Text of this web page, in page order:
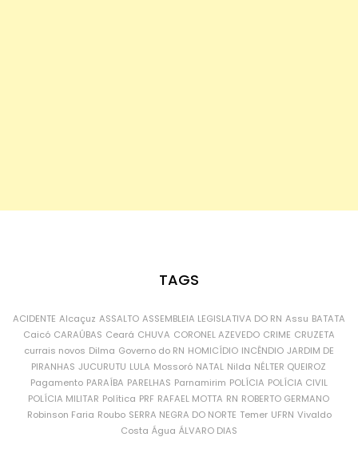
TAGS
ACIDENTE Alcaçuz ASSALTO ASSEMBLEIA LEGISLATIVA DO RN Assu BATATA
Caicó CARAÚBAS Ceará CHUVA CORONEL AZEVEDO CRIME CRUZETA
currais novos Dilma Governo do RN HOMICÍDIO INCÊNDIO JARDIM DE
PIRANHAS JUCURUTU LULA Mossoró NATAL Nilda NÉLTER QUEIROZ
Pagamento PARAÍBA PARELHAS Parnamirim POLÍCIA POLÍCIA CIVIL
POLÍCIA MILITAR Política PRF RAFAEL MOTTA RN ROBERTO GERMANO
Robinson Faria Roubo SERRA NEGRA DO NORTE Temer UFRN Vivaldo
Costa Água ÁLVARO DIAS